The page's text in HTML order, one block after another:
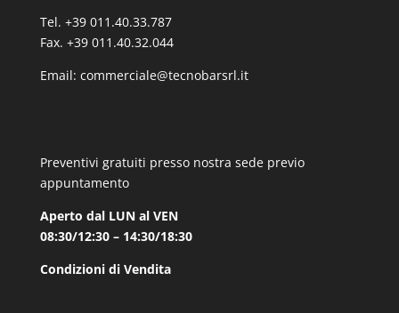
Tel. +39 011.40.33.787
Fax. +39 011.40.32.044
Email: commerciale@tecnobarsrl.it
Preventivi gratuiti presso nostra sede previo
appuntamento
Aperto dal LUN al VEN
08:30/12:30 – 14:30/18:30
Condizioni di Vendita